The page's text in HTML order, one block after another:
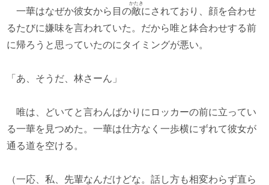
一華はなぜか彼女から目の敵
かたき
にされており、顔を合わせ
るたびに嫌味を言われていた。だから唯と鉢合わせする前
に帰ろうと思っていたのにタイミングが悪い。
「あ、そうだ、林さーん」
唯は、どいてと言わんばかりにロッカーの前に立ってい
る一華を見つめた。一華は仕方なく一歩横にずれて彼女が
通る道を空ける。
（一応、私、先輩なんだけどな。話し方も相変わらず直ら